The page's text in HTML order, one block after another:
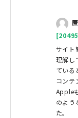
サイト
理解し
ている
コンテ
Apple
のよう
た。